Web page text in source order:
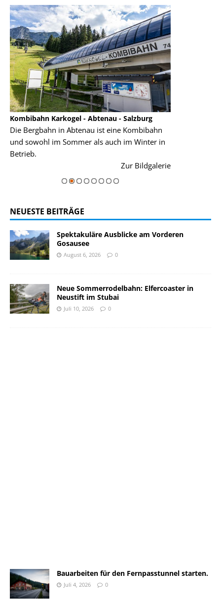
Kombibahn Karkogel - Abtenau - Salzburg
Die Bergbahn in Abtenau ist eine Kombibahn
und sowohl im Sommer als auch im Winter in
Betrieb.
Zur Bildgalerie
der Hauptorte
majestätisch...
NEUESTE BEITRÄGE
Spektakuläre Ausblicke am Vorderen
Gosausee
August 6, 2026 0
Neue Sommerrodelbahn: Elfercoaster in
Neustift im Stubai
Juli 10, 2026 0
Bauarbeiten für den Fernpasstunnel starten.
Juli 4, 2026 0